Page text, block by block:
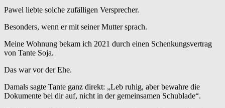
Pawel liebte solche zufälligen Versprecher.
Besonders, wenn er mit seiner Mutter sprach.
Meine Wohnung bekam ich 2021 durch einen Schenkungsvertrag
von Tante Soja.
Das war vor der Ehe.
Damals sagte Tante ganz direkt: „Leb ruhig, aber bewahre die
Dokumente bei dir auf, nicht in der gemeinsamen Schublade“.